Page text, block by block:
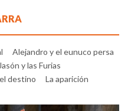
Alejandro y el eunuco persa
Jasón y las Furias
destino
La aparición